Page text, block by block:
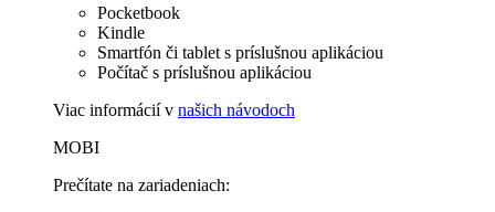
Pocketbook
Kindle
Smartfón či tablet s príslušnou aplikáciou
Počítač s príslušnou aplikáciou
Viac informácií v našich návodoch
MOBI
Prečítate na zariadeniach: